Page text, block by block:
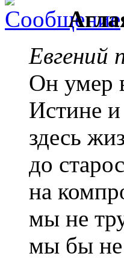
Евгений
Он умер
Истине
здесь
до
на
мы не
мы бы не